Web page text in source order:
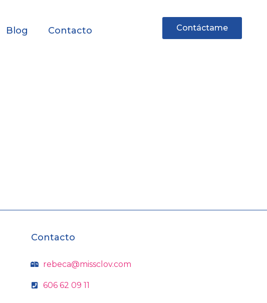
Blog Contacto Contáctame
Contacto
rebeca@missclov.com
606 62 09 11